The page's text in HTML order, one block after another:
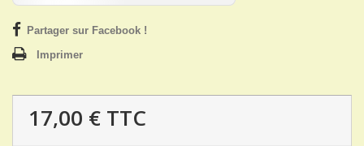
Partager sur Facebook !
Imprimer
17,00 € TTC